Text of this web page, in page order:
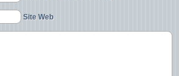
Site Web